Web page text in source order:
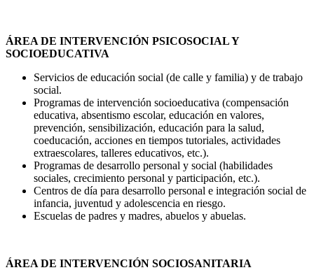
ÁREA DE INTERVENCIÓN PSICOSOCIAL Y
SOCIOEDUCATIVA
Servicios de educación social (de calle y familia) y de trabajo
social.
Programas de intervención socioeducativa (compensación
educativa, absentismo escolar, educación en valores,
prevención, sensibilización, educación para la salud,
coeducación, acciones en tiempos tutoriales, actividades
extraescolares, talleres educativos, etc.).
Programas de desarrollo personal y social (habilidades
sociales, crecimiento personal y participación, etc.).
Centros de día para desarrollo personal e integración social de
infancia, juventud y adolescencia en riesgo.
Escuelas de padres y madres, abuelos y abuelas.
ÁREA DE INTERVENCIÓN SOCIOSANITARIA